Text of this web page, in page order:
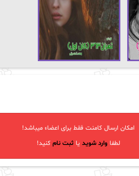
امکان ارسال کامنت فقط برای اعضاء میباشد!
لطفاوارد شوید یاثبت نام کنید!